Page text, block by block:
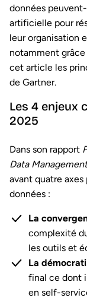
données
artificielle pour
leur organisation
notamment
cet article les
de Gartner.
Les 4 enjeux
2025
Dans son rapport
Data
avant quatre
données :
La
complexité
les outils et
La
final ce dont
en self-